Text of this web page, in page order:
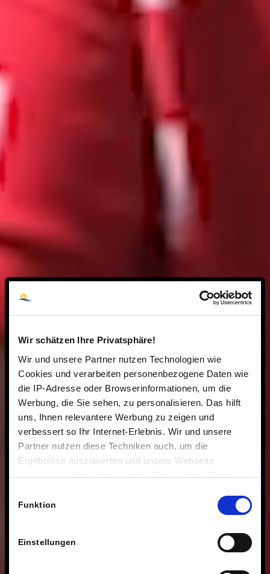
Wir schätzen Ihre Privatsphäre!
Wir und unsere Partner nutzen Technologien wie
Cookies und verarbeiten personenbezogene Daten wie
die IP-Adresse oder Browserinformationen, um die
Werbung, die Sie sehen, zu personalisieren. Das hilft
uns, Ihnen relevantere Werbung zu zeigen und
verbessert so Ihr Internet-Erlebnis. Wir und unsere
Partner nutzen diese Techniken auch, um die
Ergebnisse auszuwerten und unsere Webseite
anzupassen. Wir schätzen Ihre Privatsphäre. Daher
Technologien.
Funktion
Einstellungen